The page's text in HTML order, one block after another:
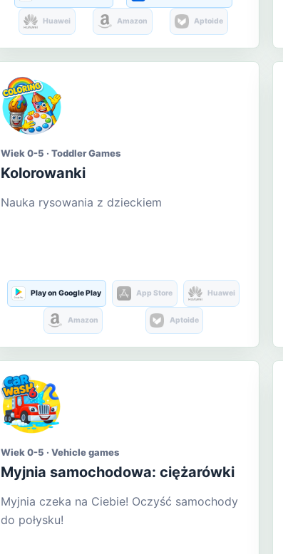
Huawei Amazon Aptoide
Wiek 0-5 · Toddler Games
Kolorowanki
Nauka rysowania z dzieckiem
Play on Google Play App Store Huawei
Amazon Aptoide
Wiek 0-5 · Vehicle games
Myjnia samochodowa: ciężarówki
Myjnia czeka na Ciebie! Oczyść samochody
do połysku!